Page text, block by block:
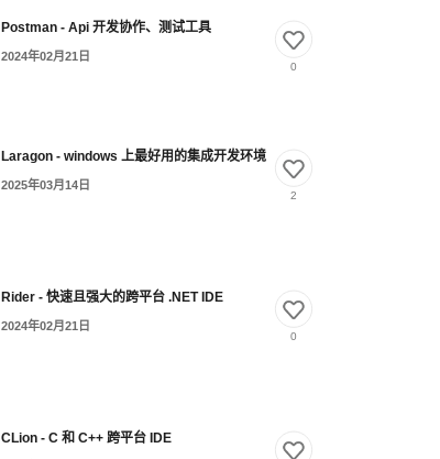
Postman - Api 开发协作、测试工具
2024年02月21日
0
Laragon - windows 上最好用的集成开发环境
2025年03月14日
2
Rider - 快速且强大的跨平台 .NET IDE
2024年02月21日
0
CLion - C 和 C++ 跨平台 IDE